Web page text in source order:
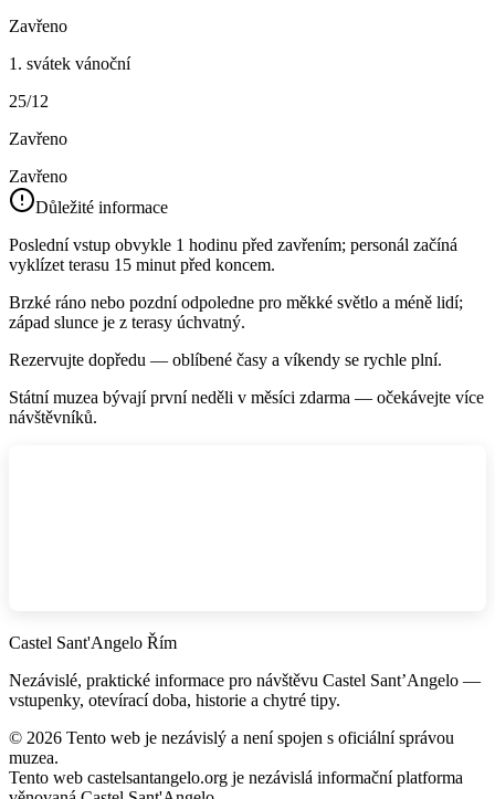
Zavřeno
1. svátek vánoční
25/12
Zavřeno
Zavřeno
Důležité informace
Poslední vstup obvykle 1 hodinu před zavřením; personál začíná
vyklízet terasu 15 minut před koncem.
Brzké ráno nebo pozdní odpoledne pro měkké světlo a méně lidí;
západ slunce je z terasy úchvatný.
Rezervujte dopředu — oblíbené časy a víkendy se rychle plní.
Státní muzea bývají první neděli v měsíci zdarma — očekávejte více
návštěvníků.
Castel Sant'Angelo Řím
Nezávislé, praktické informace pro návštěvu Castel Sant’Angelo —
vstupenky, otevírací doba, historie a chytré tipy.
© 2026 Tento web je nezávislý a není spojen s oficiální správou
muzea.
Tento web castelsantangelo.org je nezávislá informační platforma